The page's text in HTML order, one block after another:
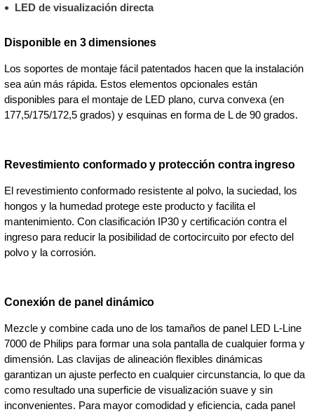
LED de visualización directa
Disponible en 3 dimensiones
Los soportes de montaje fácil patentados hacen que la instalación
sea aún más rápida. Estos elementos opcionales están
disponibles para el montaje de LED plano, curva convexa (en
177,5/175/172,5 grados) y esquinas en forma de L de 90 grados.
Revestimiento conformado y protección contra ingreso
El revestimiento conformado resistente al polvo, la suciedad, los
hongos y la humedad protege este producto y facilita el
mantenimiento. Con clasificación IP30 y certificación contra el
ingreso para reducir la posibilidad de cortocircuito por efecto del
polvo y la corrosión.
Conexión de panel dinámico
Mezcle y combine cada uno de los tamaños de panel LED L-Line
7000 de Philips para formar una sola pantalla de cualquier forma y
dimensión. Las clavijas de alineación flexibles dinámicas
garantizan un ajuste perfecto en cualquier circunstancia, lo que da
como resultado una superficie de visualización suave y sin
inconvenientes. Para mayor comodidad y eficiencia, cada panel